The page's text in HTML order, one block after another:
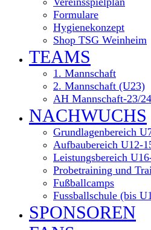
Formulare
Hygienekonzept
Shop TSG Weinheim
TEAMS
1. Mannschaft
2. Mannschaft (U23)
AH Mannschaft-23/24
NACHWUCHS
Grundlagenbereich
Aufbaubereich U12-
Leistungsbereich
Probetraining und
Fußballcamps
Fussballschule (bis
SPONSOREN